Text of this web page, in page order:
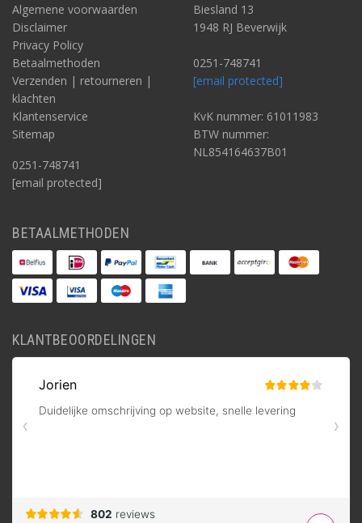
Algemene voorwaarden
Disclaimer
Privacy Policy
Betaalmethoden
Verzenden | retourneren |
klachten
Klantenservice
Sitemap
0251-748741
[email protected]
Biesland 13
1948 RJ Beverwijk
0251-748741
[email protected]
KvK nummer: 61011983
BTW nummer:
NL854164637B01
BETAALMETHODEN
KLANTBEOORDELINGEN